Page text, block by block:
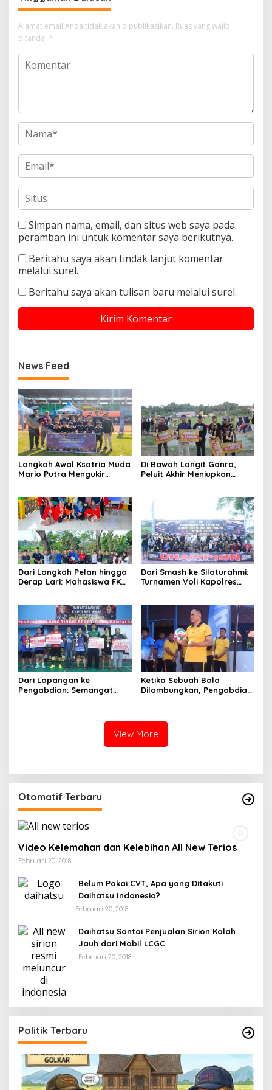
Alamat email Anda tidak akan dipublikasikan. Ruas yang wajib
ditandai *
Simpan nama, email, dan situs web saya pada
peramban ini untuk komentar saya berikutnya.
Beritahu saya akan tindak lanjut komentar
melalui surel.
Beritahu saya akan tulisan baru melalui surel.
News Feed
Langkah Awal Ksatria Muda
Mario Putra Mengukir
Di Bawah Langit Ganra,
Peluit Akhir Meniupkan
Dari Langkah Pelan hingga
Derap Lari: Mahasiswa FKM
Dari Smash ke Silaturahmi:
Turnamen Voli Kapolres
Bhayangkara ke-80
Dari Lapangan ke
Pengabdian: Semangat
Ketika Sebuah Bola
Dilambungkan, Pengabdian
View More
Otomatif Terbaru
Video Kelemahan dan Kelebihan All New Terios
Februari 20, 2018
Belum Pakai CVT, Apa yang Ditakuti
Daihatsu Indonesia?
Februari 20, 2018
Daihatsu Santai Penjualan Sirion Kalah
Jauh dari Mobil LCGC
Februari 20, 2018
Politik Terbaru